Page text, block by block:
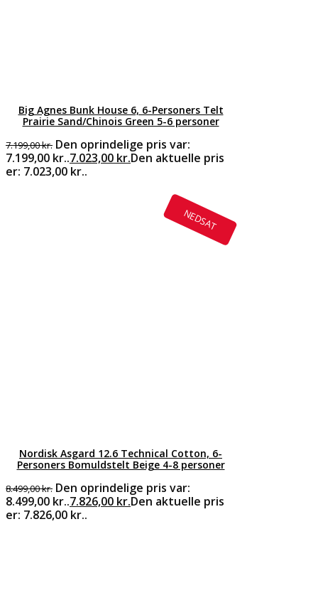
Big Agnes Bunk House 6, 6-Personers Telt
Prairie Sand/Chinois Green 5-6 personer
7.199,00kr. Den oprindelige pris var:
7.199,00 kr..7.023,00 kr.Den aktuelle pris
er: 7.023,00 kr..
NEDSAT
Nordisk Asgard 12.6 Technical Cotton, 6-
Personers Bomuldstelt Beige 4-8 personer
8.499,00kr. Den oprindelige pris var:
8.499,00 kr..7.826,00 kr.Den aktuelle pris
er: 7.826,00 kr..